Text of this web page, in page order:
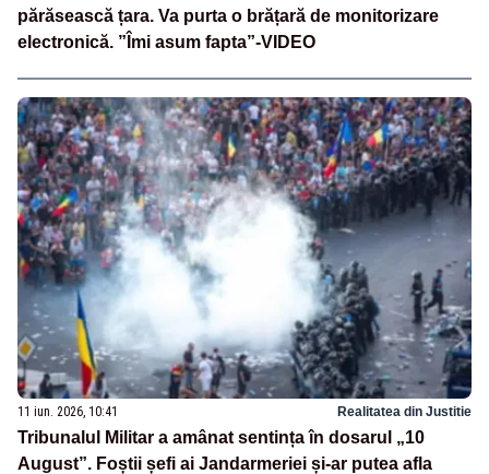
părăsească țara. Va purta o brățară de monitorizare
electronică. ”Îmi asum fapta”-VIDEO
11 iun. 2026, 10:41 Realitatea din Justitie
Tribunalul Militar a amânat sentința în dosarul „10
August”. Foștii șefi ai Jandarmeriei și-ar putea afla